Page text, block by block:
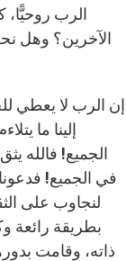
الرب روحيًّا،
الآخرين؟ وهل
إلينا ما
الجميع! فالله
في الجميع!
لنجاوب على
بطريقة رائعة
ذاته، وقامت